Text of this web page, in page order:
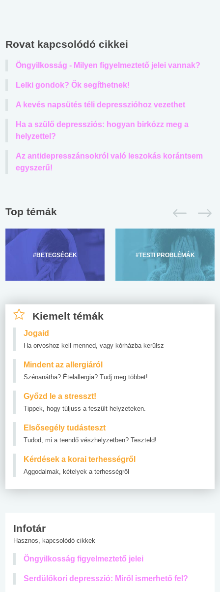
Rovat kapcsolódó cikkei
Öngyilkosság - Milyen figyelmeztető jelei vannak?
Lelki gondok? Ők segíthetnek!
A kevés napsütés téli depresszióhoz vezethet
Ha a szülő depressziós: hogyan birkózz meg a
helyzettel?
Az antidepresszánsokról való leszokás korántsem
egyszerű!
Top témák
#BETEGSÉGEK #TESTI PROBLÉMÁK
Kiemelt témák
Jogaid
Ha orvoshoz kell menned, vagy kórházba kerülsz
Mindent az allergiáról
Szénanátha? Ételallergia? Tudj meg többet!
Győzd le a stresszt!
Tippek, hogy túljuss a feszült helyzeteken.
Elsősegély tudásteszt
Tudod, mi a teendő vészhelyzetben? Teszteld!
Kérdések a korai terhességről
Aggodalmak, kételyek a terhességről
Infotár
Hasznos, kapcsolódó cikkek
Öngyilkosság figyelmeztető jelei
Serdülőkori depresszió: Miről ismerhető fel?